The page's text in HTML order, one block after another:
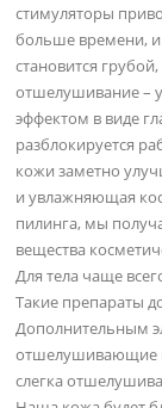
стимуляторы
больше времени, и
становится
отшелушивание –
эффектом в виде
разблокируется
кожи заметно
и увлажняющая
пилинга, мы
вещества
Для тела чаще
Такие препараты
Дополнительным
отшелушивающие
слегка